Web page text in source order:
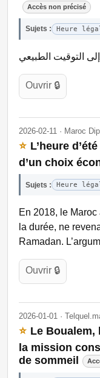
Accès non précisé
Sujets : Heure
إلى التوقيت الطبيعي
Ouvrir 🔒
2026-02-11 · Maroc
⭐ L’heure
d’un choix
Sujets : Heure
En 2018, le
la durée, ne
Ramadan.
Ouvrir 🔒
2026-01-01 ·
⭐ Le Boualem,
la mission
de sommeil